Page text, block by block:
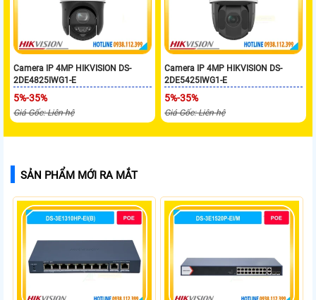
Camera IP 4MP HIKVISION DS-
2DE4825IWG1-E
5%-35%
Giá Gốc: Liên hệ
Camera IP 4MP HIKVISION DS-
2DE5425IWG1-E
5%-35%
Giá Gốc: Liên hệ
SẢN PHẨM MỚI RA MẮT